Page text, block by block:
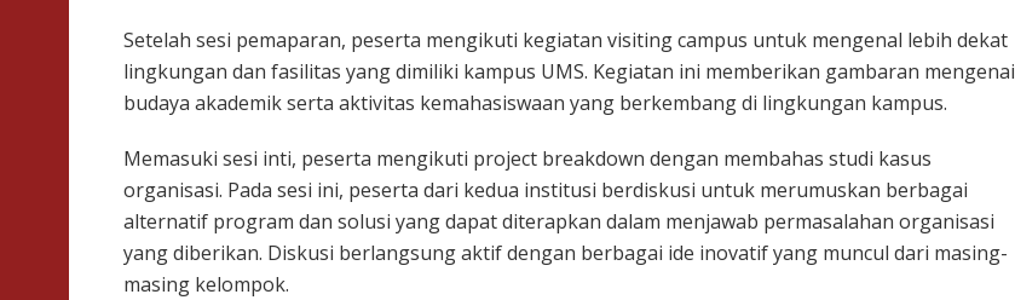
Setelah sesi pemaparan, peserta mengikuti kegiatan visiting campus untuk mengenal lebih dekat
lingkungan dan fasilitas yang dimiliki kampus UMS. Kegiatan ini memberikan gambaran mengenai
budaya akademik serta aktivitas kemahasiswaan yang berkembang di lingkungan kampus.
Memasuki sesi inti, peserta mengikuti project breakdown dengan membahas studi kasus
organisasi. Pada sesi ini, peserta dari kedua institusi berdiskusi untuk merumuskan berbagai
alternatif program dan solusi yang dapat diterapkan dalam menjawab permasalahan organisasi
yang diberikan. Diskusi berlangsung aktif dengan berbagai ide inovatif yang muncul dari masing-
masing kelompok.